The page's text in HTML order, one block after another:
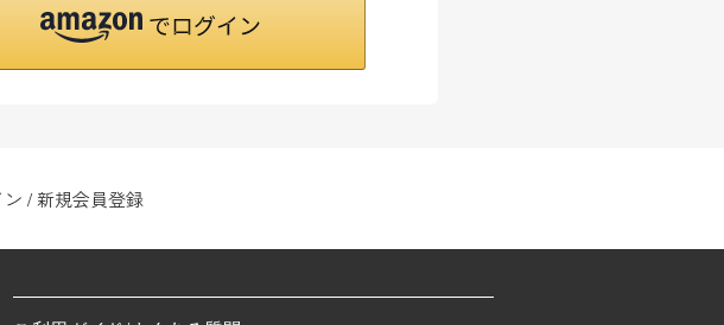
ン / 新規会員登録